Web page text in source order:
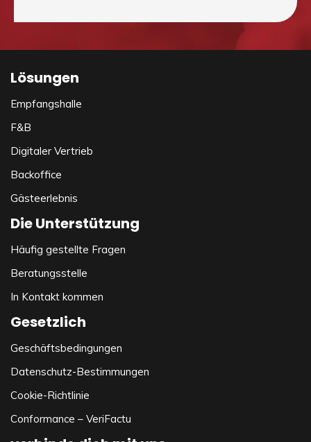
Lösungen
Empfangshalle
F&B
Digitaler Vertrieb
Backoffice
Gästeerlebnis
Die Unterstützung
Häufig gestellte Fragen
Beratungsstelle
In Kontakt kommen
Gesetzlich
Geschäftsbedingungen
Datenschutz-Bestimmungen
Cookie-Richtlinie
Conformance – VeriFactu